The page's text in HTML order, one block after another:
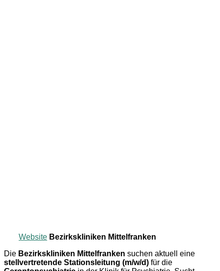
Website Bezirkskliniken Mittelfranken
Die Bezirkskliniken Mittelfranken suchen aktuell eine
stellvertretende Stationsleitung (m/w/d) für die